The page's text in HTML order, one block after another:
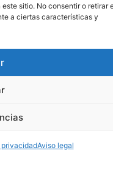
sitio. No consentir o retirar
a ciertas características y
Aviso legal